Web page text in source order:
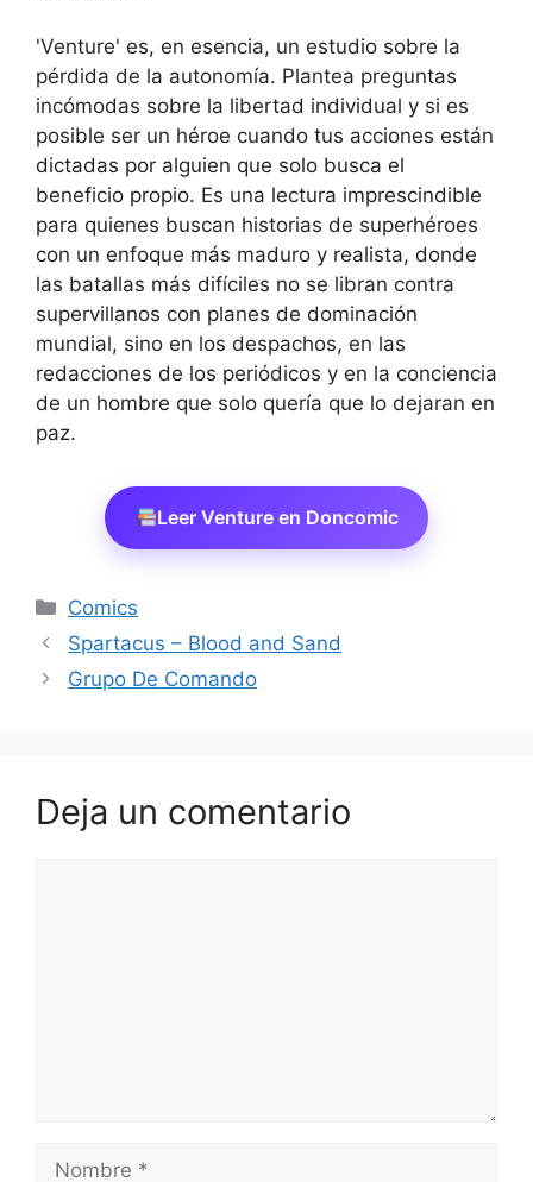
'Venture' es, en esencia, un estudio sobre la
pérdida de la autonomía. Plantea preguntas
incómodas sobre la libertad individual y si es
posible ser un héroe cuando tus acciones están
dictadas por alguien que solo busca el
beneficio propio. Es una lectura imprescindible
para quienes buscan historias de superhéroes
con un enfoque más maduro y realista, donde
las batallas más difíciles no se libran contra
supervillanos con planes de dominación
mundial, sino en los despachos, en las
redacciones de los periódicos y en la conciencia
de un hombre que solo quería que lo dejaran en
paz.
Leer Venture en Doncomic
Categorías
Comics
Spartacus – Blood and Sand
Grupo De Comando
Deja un comentario